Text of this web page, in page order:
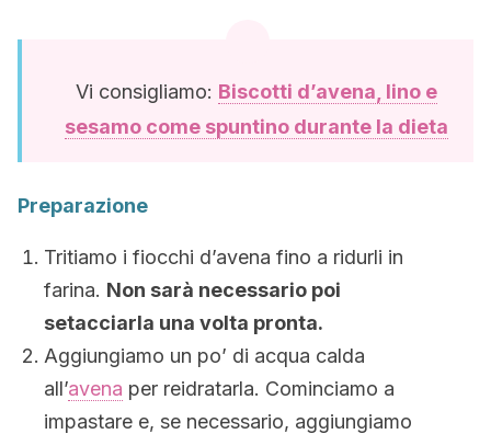
Vi consigliamo: Biscotti d’avena, lino e
sesamo come spuntino durante la dieta
Preparazione
Tritiamo i fiocchi d’avena fino a ridurli in
farina. Non sarà necessario poi
setacciarla una volta pronta.
Aggiungiamo un po’ di acqua calda
all’avena per reidratarla. Cominciamo a
impastare e, se necessario, aggiungiamo